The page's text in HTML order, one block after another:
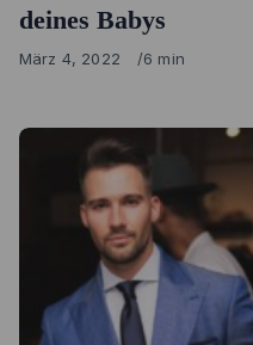
deines Babys
Published
März 4, 2022 6 min